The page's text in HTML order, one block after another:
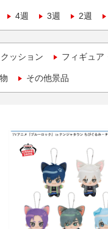
4週 3週 2週
ッション フィギュア
その他景品